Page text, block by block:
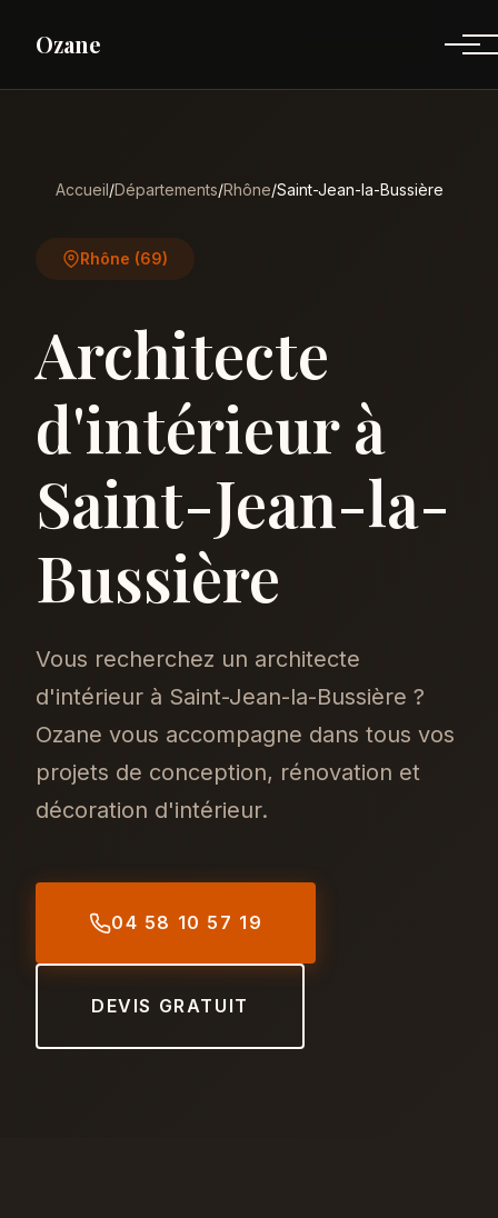
Ozane
Accueil/Départements/Rhône/Saint-Jean-la-Bussière
Rhône (69)
Architecte
d'intérieur à
Saint-Jean-la-
Bussière
Vous recherchez un architecte
d'intérieur à Saint-Jean-la-Bussière ?
Ozane vous accompagne dans tous vos
projets de conception, rénovation et
décoration d'intérieur.
04 58 10 57 19
DEVIS GRATUIT